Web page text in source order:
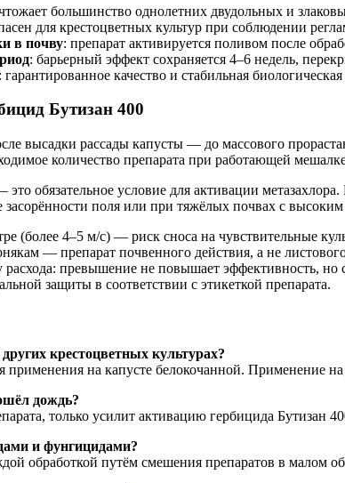
большинство однолетних двудольных и
для крестоцветных культур при соблюдении
в почву: препарат активируется поливом после
: барьерный эффект сохраняется 4–6 недель,
: гарантированное качество и стабильная
Бутизан 400
высадки рассады капусты — до массового
количество препарата при работающей
обязательное условие для активации
поля или при тяжёлых почвах с
(более 4–5 м/с) — риск сноса на чувствительные
— препарат почвенного действия, а не
превышение не повышает эффективность, но
защиты в соответствии с этикеткой препарата.
крестоцветных культурах?
применения на капусте белокочанной. Применение
дождь?
только усилит активацию гербицида Бутизан
и фунгицидами?
обработкой путём смешения препаратов в